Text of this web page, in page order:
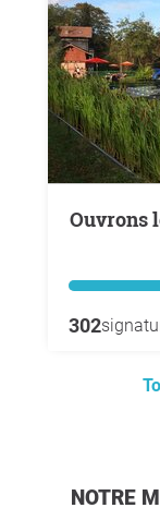
Ouvrons le Bain des Remparts pour la
302
NOTRE